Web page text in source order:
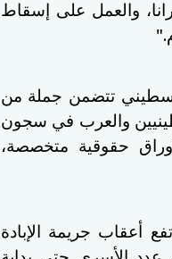
والعمل على إسقاط
".
تتضمن جملة من
والعرب في سجون
حقوقية متخصصة،
أعقاب جريمة الإبادة